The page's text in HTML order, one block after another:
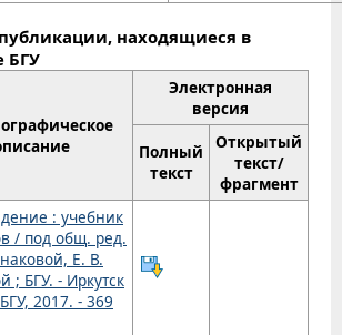
находящиеся в
БГУ
Электронная
версия
Полный
текст
Открытый
текст/
фрагмент
: учебник
/ под общ. ред.
Е. В.
; БГУ. - Иркутск
2017. - 369